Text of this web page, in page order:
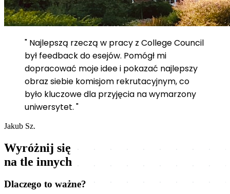
" Najlepszą rzeczą w pracy z College Council
był feedback do esejów. Pomógł mi
dopracować moje idee i pokazać najlepszy
obraz siebie komisjom rekrutacyjnym, co
było kluczowe dla przyjęcia na wymarzony
uniwersytet. "
Jakub Sz.
Wyróżnij się
na tle innych
Dlaczego to ważne?